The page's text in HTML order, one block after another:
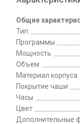
Общие
Тип
Программы
Мощность
Объем
Материал корпуса
Покрытие чаши
Часы
Цвет
Дополнительные